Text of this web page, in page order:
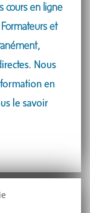
cours en ligne
Formateurs et
,
Nous
en
le savoir